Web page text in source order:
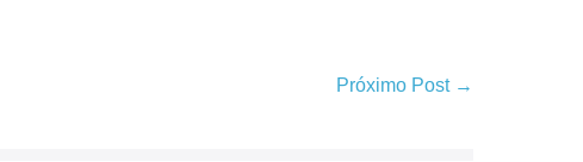
Próximo Post →